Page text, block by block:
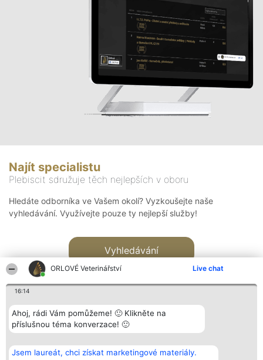
ORLOVÉ Veterinářství Live chat
16:14
Ahoj, rádi Vám pomůžeme! 🙂 Klikněte na
příslušnou téma konverzace! 🙂
Jsem laureát, chci získat marketingové materiály.
Najít specialistu
Plebiscit sdružuje těch nejlepších v oboru
Hledáte odborníka ve Vašem okolí? Vyzkoušejte naše
vyhledávání. Využívejte pouze ty nejlepší služby!
Vyhledávání
Bright Side Solutions sp. z o.
o. sp. k.
Vítězové
Seznam všech
Kontakt